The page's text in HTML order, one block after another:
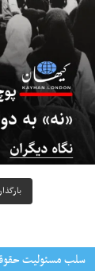
سلب مسئولیت